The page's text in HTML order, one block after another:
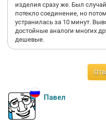
изделия сразу же. Был
потекло соединение, но
устранилась за 10 минут.
достойные аналоги многих
дешевые.
Павел